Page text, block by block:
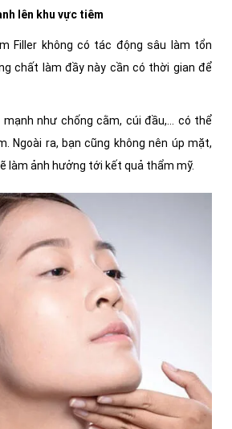
lên khu vực tiêm
Filler không có tác động sâu làm tổn
chất làm đầy này cần có thời gian để
như chống cằm, cúi đầu,... có thể
Ngoài ra, bạn cũng không nên úp mặt,
làm ảnh hưởng tới kết quả thẩm mỹ.